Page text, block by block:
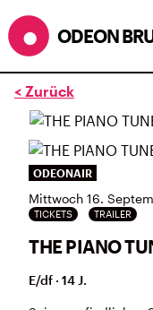
ODEON
Anzeigen als:
während dem
1.8.)
Barbetrieb im
Küche ab 18 bis
< Zurück
ODEONAIR
Mittwoch 16.
TICKETS TRAILER
THE PIANO
E/df · 14 J.